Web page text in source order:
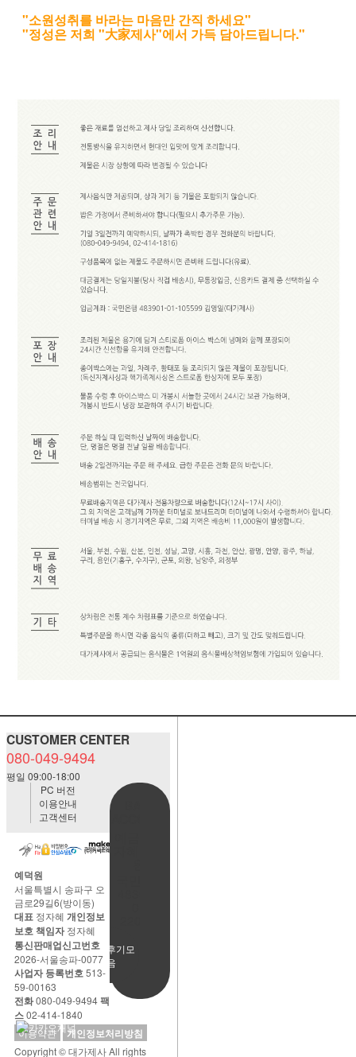
"소원성취를 바라는 마음만 간직 하세요"
"정성은 저희 "大家제사"에서 가득 담아드립니다."
CUSTOMER CENTER
080-049-9494
평일 09:00-18:00
사용후기모
음
PC 버전
이용안내
고객센터
예덕원
서울특별시 송파구 오
금로29길6(방이동)
대표 정자혜 개인정보
보호 책임자정자혜
통신판매업신고번호
2026-서울송파-0077
사업자 등록번호513-
59-00163
전화080-049-9494팩
스02-414-1840
이용약관
개인정보처리방침
Copyright © 대가제사 All rights